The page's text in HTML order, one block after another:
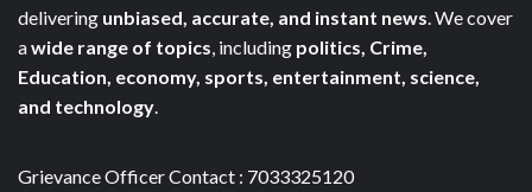
delivering unbiased, accurate, and instant news . We cover
awide range of topics , including politics, Crime,
Education, economy, sports, entertainment, science,
and technology
Grievance Officer Contact : 7033325120